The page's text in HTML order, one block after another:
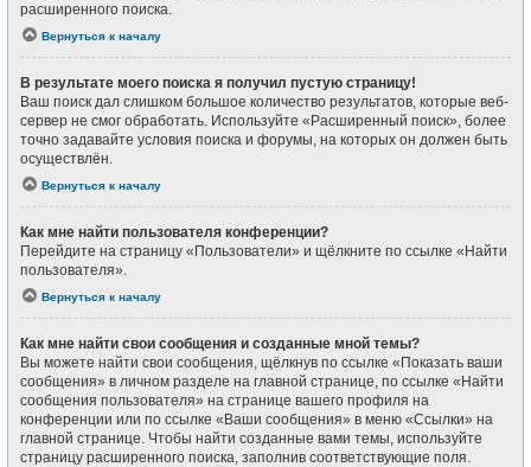
расширенного поиска.
Вернуться к началу
В результате моего поиска я получил пустую страницу!
Ваш поиск дал слишком большое количество результатов, которые веб-
сервер не смог обработать. Используйте «Расширенный поиск», более
точно задавайте условия поиска и форумы, на которых он должен быть
осуществлён.
Вернуться к началу
Как мне найти пользователя конференции?
Перейдите на страницу «Пользователи» и щёлкните по ссылке «Найти
пользователя».
Вернуться к началу
Как мне найти свои сообщения и созданные мной темы?
Вы можете найти свои сообщения, щёлкнув по ссылке «Показать ваши
сообщения» в личном разделе на главной странице, по ссылке «Найти
сообщения пользователя» на странице вашего профиля на
конференции или по ссылке «Ваши сообщения» в меню «Ссылки» на
главной странице. Чтобы найти созданные вами темы, используйте
страницу расширенного поиска, заполнив соответствующие поля.